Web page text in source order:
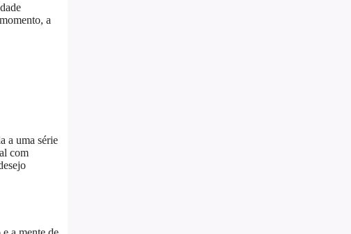
a
a uma série
com